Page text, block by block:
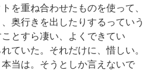
を重ね合わせたものを使って、
奥行きを出したりするっていう
とすら凄い、よくできてい
ていた。それだけに、惜しい。
当は。そうとしか言えないで